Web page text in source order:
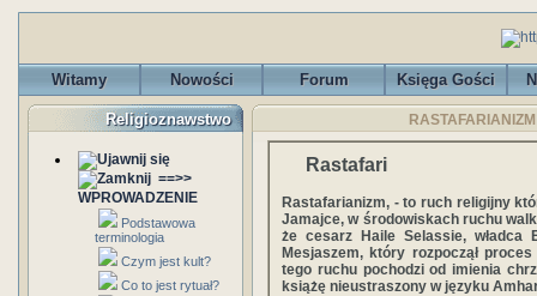
Witamy Nowości Forum Księga Gości
Religioznawstwo
==>>
WPROWADZENIE
Podstawowa
terminologia
Czym jest kult?
Co to jest rytuał?
Rastafari
Rastafarianizm, - to ruch religijny
Jamajce, w środowiskach ruchu
że cesarz Haile Selassie, władca
Mesjaszem, który rozpoczął
tego ruchu pochodzi od imienia
książę nieustraszony w języku